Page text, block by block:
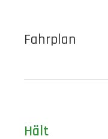
Fahrplan
Hält